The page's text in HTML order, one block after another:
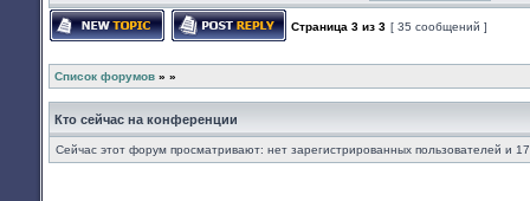
Страница 3 из 3 [ 35 сообщений ]
Список форумов » »
Кто сейчас на конференции
Сейчас этот форум просматривают: нет зарегистрированных пользователей и 17